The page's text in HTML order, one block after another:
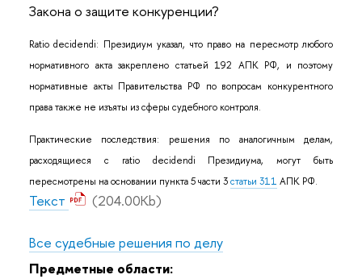
Закона о защите конкуренции?
Ratio decidendi: Президиум указал, что право на пересмотр любого
нормативного акта закреплено статьей 192 АПК РФ, и поэтому
нормативные акты Правительства РФ по вопросам конкурентного
права также не изъяты из сферы судебного контроля.
Практические последствия: решения по аналогичным делам,
расходящиеся с ratio decidendi Президиума, могут быть
пересмотрены на основании пункта 5 части 3статьи 311 АПК РФ.
Текст (204.00Kb)
Все судебные решения по делу
Предметные области: